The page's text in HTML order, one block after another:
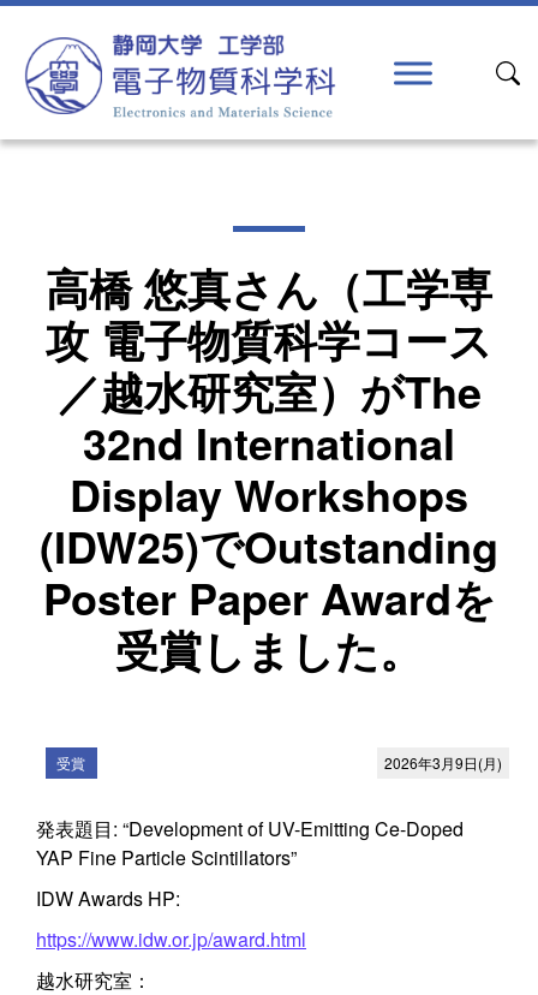
メインナビゲーション
高橋 悠真さん（工学専
攻 電子物質科学コース
／越水研究室）がThe
32nd International
Display Workshops
(IDW25)でOutstanding
Poster Paper Awardを
受賞しました。
受賞 2026年3月9日(月)
発表題目: “Development of UV-Emitting Ce-Doped
YAP Fine Particle Scintillators”
IDW Awards HP:
https://www.idw.or.jp/award.html
越水研究室：